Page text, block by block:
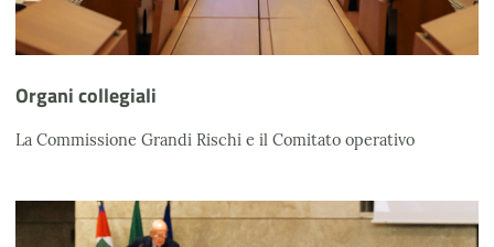
Organi collegiali
La Commissione Grandi Rischi e il Comitato operativo